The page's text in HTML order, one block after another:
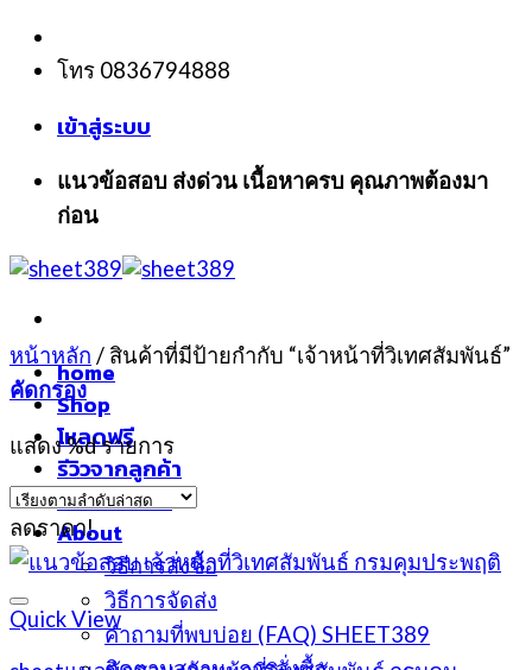
Skip
content
โทร 0836794888
เข้าสู่ระบบ
แนวข้อสอบ ส่งด่วน เนื้อหาครบ คุณภาพต้องมา
ก่อน
home
Shop
โหลดฟรี
รีวิวจากลูกค้า
แจ้งชำระเงิน
About
วิธีการสั่งซื้อ
วิธีการจัดส่ง
คำถามที่พบบ่อย (FAQ) SHEET389
หน้าหลัก / สินค้าที่มีป้ายกำกับ “เจ้าหน้าที่วิเทศสัมพันธ์”
คัดกรอง
แสดง %d รายการ
ลดราคา!
Quick View